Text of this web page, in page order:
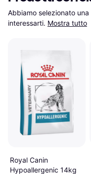
Abbiamo selezionato
interessarti. Mostra tutto
Royal Canin
Hypoallergenic 14kg